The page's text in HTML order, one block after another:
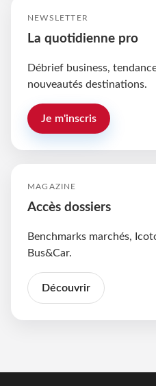
NEWSLETTER
La quotidienne pro
Débrief business,
nouveautés destinations.
Je m'inscris
MAGAZINE
Accès dossiers
Benchmarks marchés,
Bus&Car.
Découvrir